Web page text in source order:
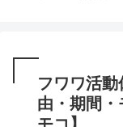
フワワ活
由・期間・